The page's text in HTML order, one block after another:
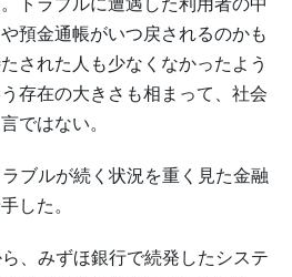
トラブルに遭遇した利用者の中
預金通帳がいつ戻されるのかも
された人も少なくなかったよう
存在の大きさも相まって、社会
ではない。
ブルが続く状況を重く見た金融
した。
、みずほ銀行で続発したシステ